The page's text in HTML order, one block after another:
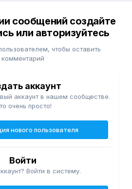
сообщений создайте
или авторизуйтесь
чтобы оставить
комментарий
аккаунт
аккаунт в нашем сообществе.
очень просто!
нового пользователя
Войти
Войти в систему.